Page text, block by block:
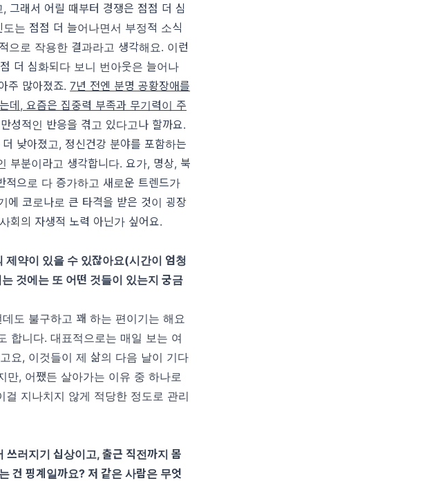
, 그래서 어릴 때부터 경쟁은 점점 더 심
는 점점 더 늘어나면서 부정적 소식
으로 작용한 결과라고 생각해요. 이런
더 심화되다 보니 번아웃은 늘어나
주 많아졌죠.7년 전엔 분명 공황장애를
데,요즘은 집중력 부족과 무기력이 주
만성적인 반응을 겪고 있다고나 할까요.
낮아졌고, 정신건강 분야를 포함하는
부분이라고 생각합니다.요가, 명상, 북
적으로 다 증가하고 새로운 트렌드가
에 코로나로 큰 타격을 받은 것이 굉장
회의 자생적 노력 아닌가 싶어요.
제약이 있을 수 있잖아요(시간이 엄청
것에는 또 어떤 것들이 있는지 궁금
데도 불구하고 꽤 하는 편이기는 해요
합니다.대표적으로는 매일 보는 여
요, 이것들이 제 삶의 다음 날이 기다
만, 어쨌든 살아가는 이유 중 하나로
걸 지나치지 않게 적당한 정도로 관리
쓰러지기 십상이고,출근 직전까지 몸
건 핑계일까요? 저 같은 사람은 무엇